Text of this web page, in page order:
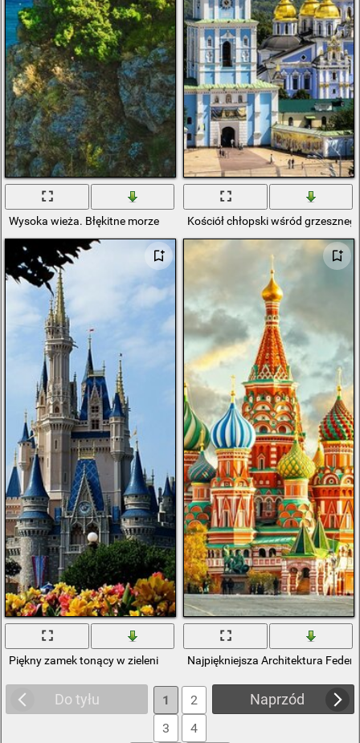
Wysoka wieża. Błękitne morze Kościół chłopski wśród
Piękny zamek tonący w zieleni Najpiękniejsza Architektura
Do tyłu Naprzód
1
2
3
4